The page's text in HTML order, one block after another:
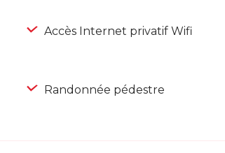
Accès Internet privatif Wifi
Randonnée pédestre